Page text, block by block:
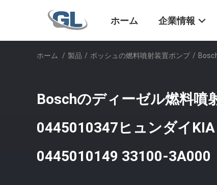
ホーム 企業情報
ホーム / 製品 / ボッシュの燃料噴射装置ポンプ /
Boschのディーゼル燃料噴
0445010347ヒュンダイ
0445010149 33100-3A000